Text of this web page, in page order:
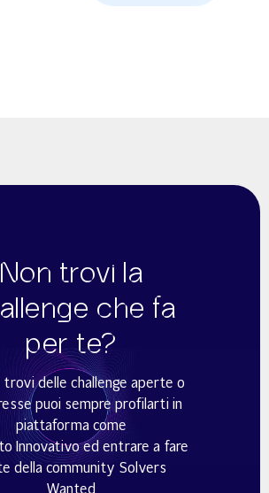
Non trovi la
che fa
per te?
trovi delle challenge aperte o
puoi sempre profilarti in
piattaforma come
Innovativo ed entrare a fare
della community Solvers
Wanted